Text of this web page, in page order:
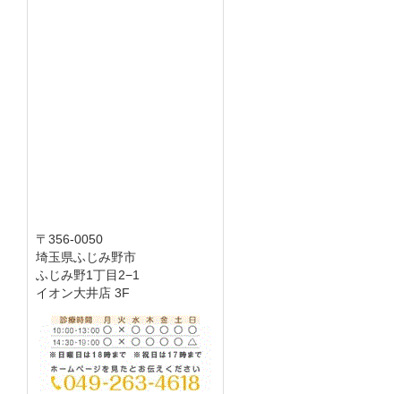
〒356-0050
埼玉県ふじみ野市
ふじみ野1丁目2−1
イオン大井店 3F